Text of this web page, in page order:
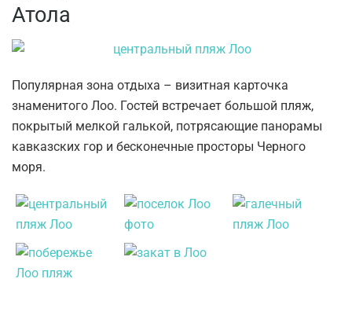
Атола
Популярная зона отдыха – визитная карточка
знаменитого Лоо. Гостей встречает большой пляж,
покрытый мелкой галькой, потрясающие панорамы
кавказских гор и бесконечные просторы Черного
моря.